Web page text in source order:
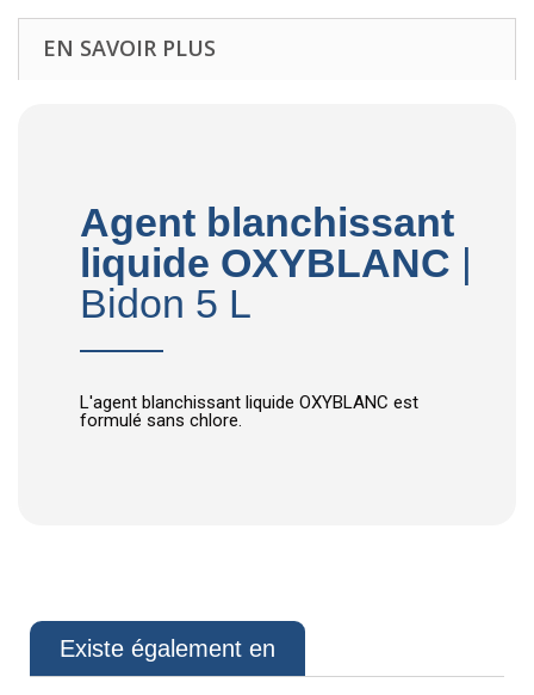
EN SAVOIR PLUS
Agent blanchissant
liquide OXYBLANC |
Bidon 5 L
L'agent blanchissant liquide OXYBLANC est
formulé sans chlore.
Existe également en